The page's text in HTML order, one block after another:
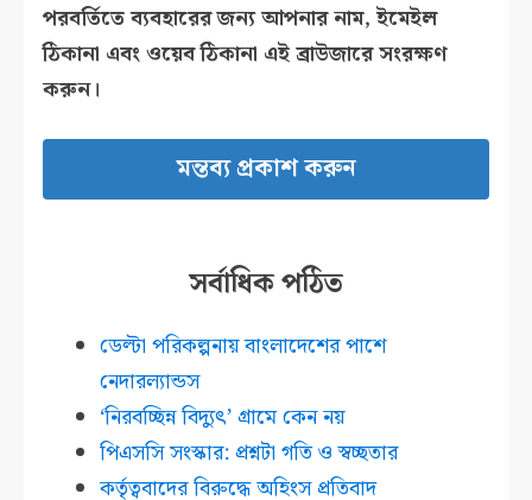
পরবর্তিতে ব্যবহারের জন্য আপনার নাম, ইমেইল
ঠিকানা এবং ওয়েব ঠিকানা এই ব্রাউজারে সংরক্ষণ
করুন।
সর্বাধিক পঠিত
ডেল্টা পরিকল্পনায় বাংলাদেশের পাশে
নেদারল্যান্ডস
‘নিরবচ্ছিন্ন বিদ্যুৎ’ গ্রামে কেন নয়
পিএসসি সংস্কার: প্রশ্নটা গতি ও স্বচ্ছতার
কর্তৃত্ববাদের বিরুদ্ধে অহিংস প্রতিবাদ